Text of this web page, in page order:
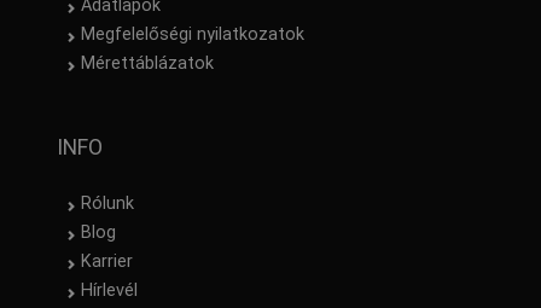
Adatlapok
Megfelelőségi nyilatkozatok
Mérettáblázatok
INFO
Rólunk
Blog
Karrier
Hírlevél